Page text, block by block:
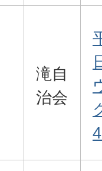
滝自
治会